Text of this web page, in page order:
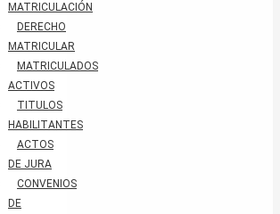
MATRICULACIÓN
DERECHO
MATRICULAR
MATRICULADOS
ACTIVOS
TITULOS
HABILITANTES
ACTOS
DE JURA
CONVENIOS
DE